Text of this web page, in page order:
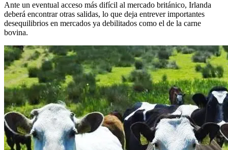
Ante un eventual acceso más difícil al mercado británico, Irlanda
deberá encontrar otras salidas, lo que deja entrever importantes
desequilibrios en mercados ya debilitados como el de la carne
bovina.